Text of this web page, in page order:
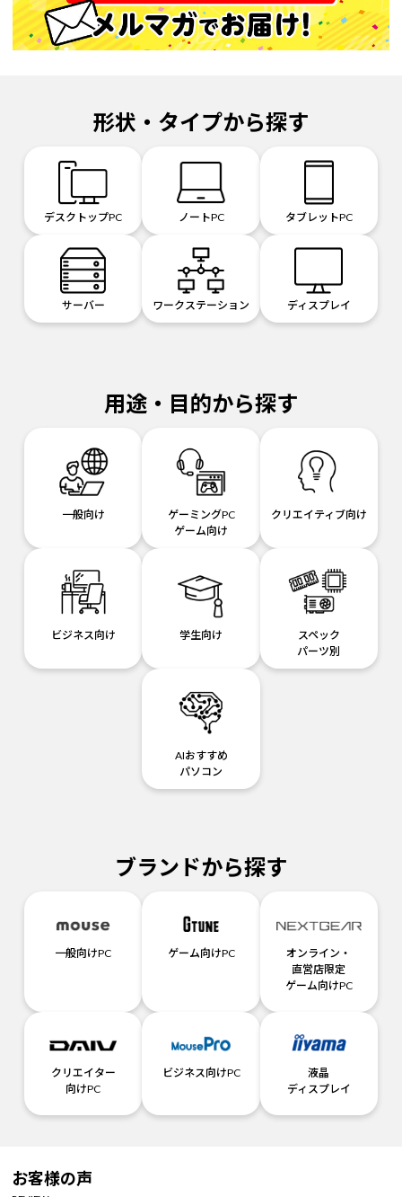
形状・タイプから探す
デスクトップPC ノートPC タブレットPC
サーバー ワークステーション ディスプレイ
用途・目的から探す
一般向け
ゲーミングPC
ゲーム向け
クリエイティブ向け
ビジネス向け 学生向け
スペック
パーツ別
AIおすすめ
パソコン
ブランドから探す
一般向けPC ゲーム向けPC
オンライン・
直営店限定
ゲーム向けPC
クリエイター
向けPC
ビジネス向けPC
液晶
ディスプレイ
お客様の声